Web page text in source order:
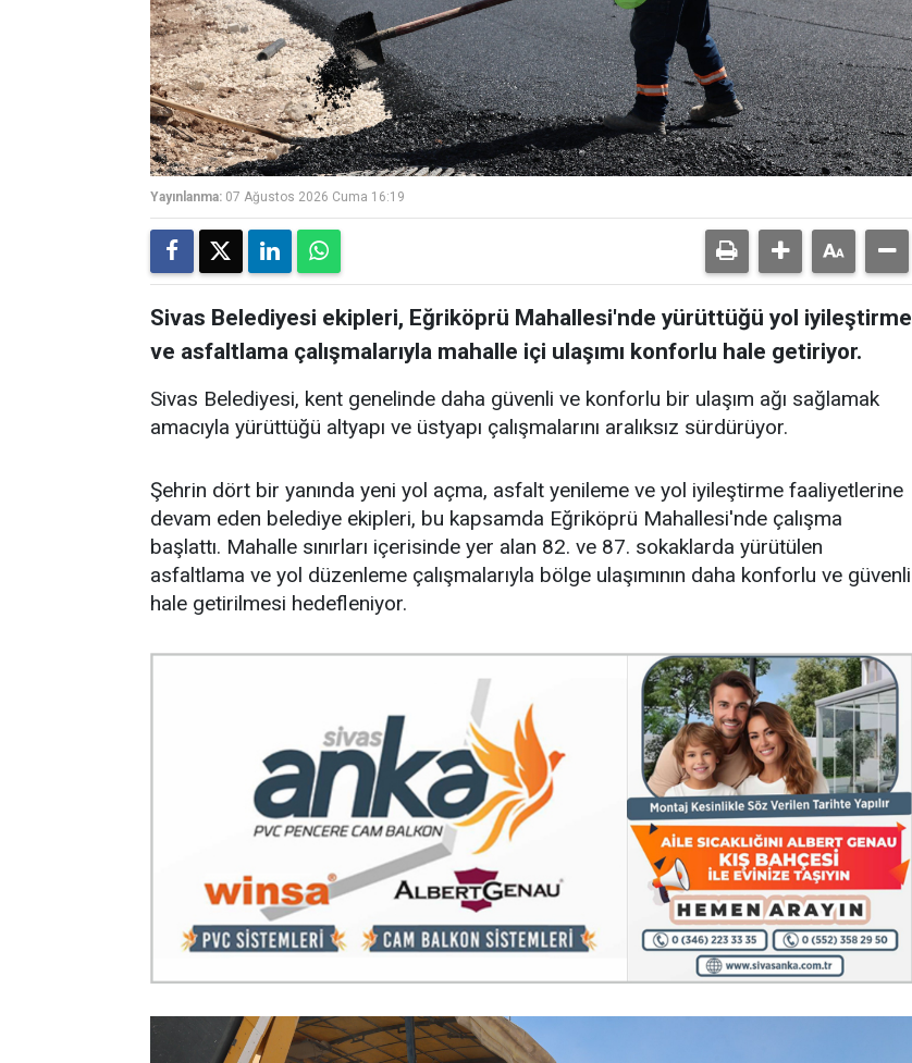
Yayınlanma: 07 Ağustos 2026 Cuma 16:19
Sivas Belediyesi ekipleri, Eğriköprü Mahallesi'nde yürüttüğü yol iyileştirme
ve asfaltlama çalışmalarıyla mahalle içi ulaşımı konforlu hale getiriyor.
Sivas Belediyesi, kent genelinde daha güvenli ve konforlu bir ulaşım ağı sağlamak
amacıyla yürüttüğü altyapı ve üstyapı çalışmalarını aralıksız sürdürüyor.
Şehrin dört bir yanında yeni yol açma, asfalt yenileme ve yol iyileştirme faaliyetlerine
devam eden belediye ekipleri, bu kapsamda Eğriköprü Mahallesi'nde çalışma
başlattı. Mahalle sınırları içerisinde yer alan 82. ve 87. sokaklarda yürütülen
asfaltlama ve yol düzenleme çalışmalarıyla bölge ulaşımının daha konforlu ve güvenli
hale getirilmesi hedefleniyor.